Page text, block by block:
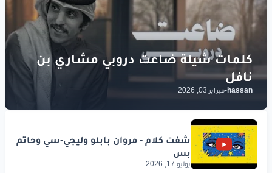
hassan
-فبراير 03, 2026
يوليو 17, 2026